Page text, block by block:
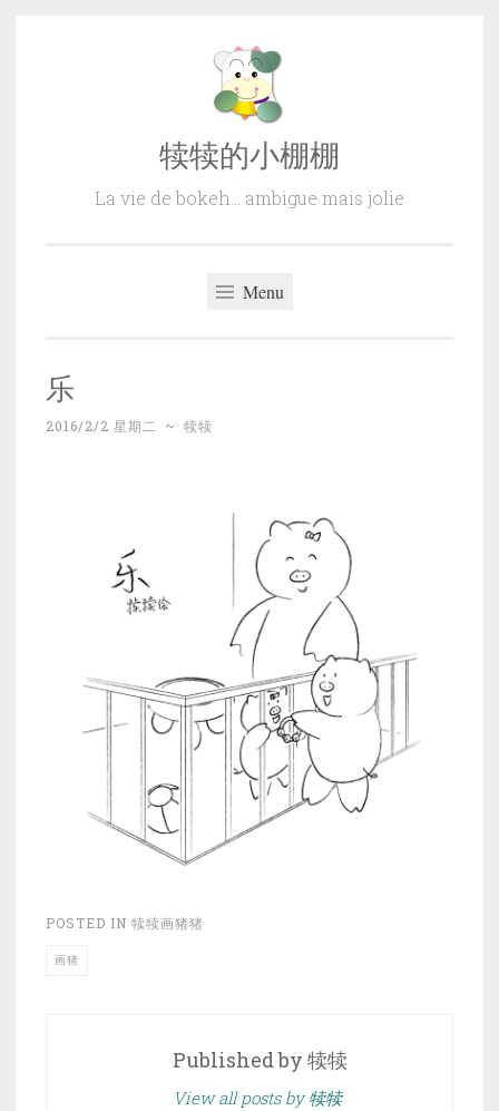
犊犊的小棚棚
La vie de bokeh… ambigue mais jolie
Menu
乐
2016/2/2 星期二 ~ 犊犊
POSTED IN 犊犊画猪猪
画猪
Published by 犊犊
View all posts by 犊犊